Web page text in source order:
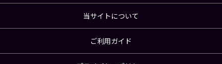
当サイトについて
ご利用ガイド